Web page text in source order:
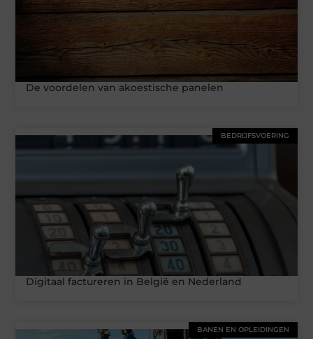
De voordelen van akoestische panelen
BEDRIJFSVOERING
Digitaal factureren in België en Nederland
BANEN EN OPLEIDINGEN